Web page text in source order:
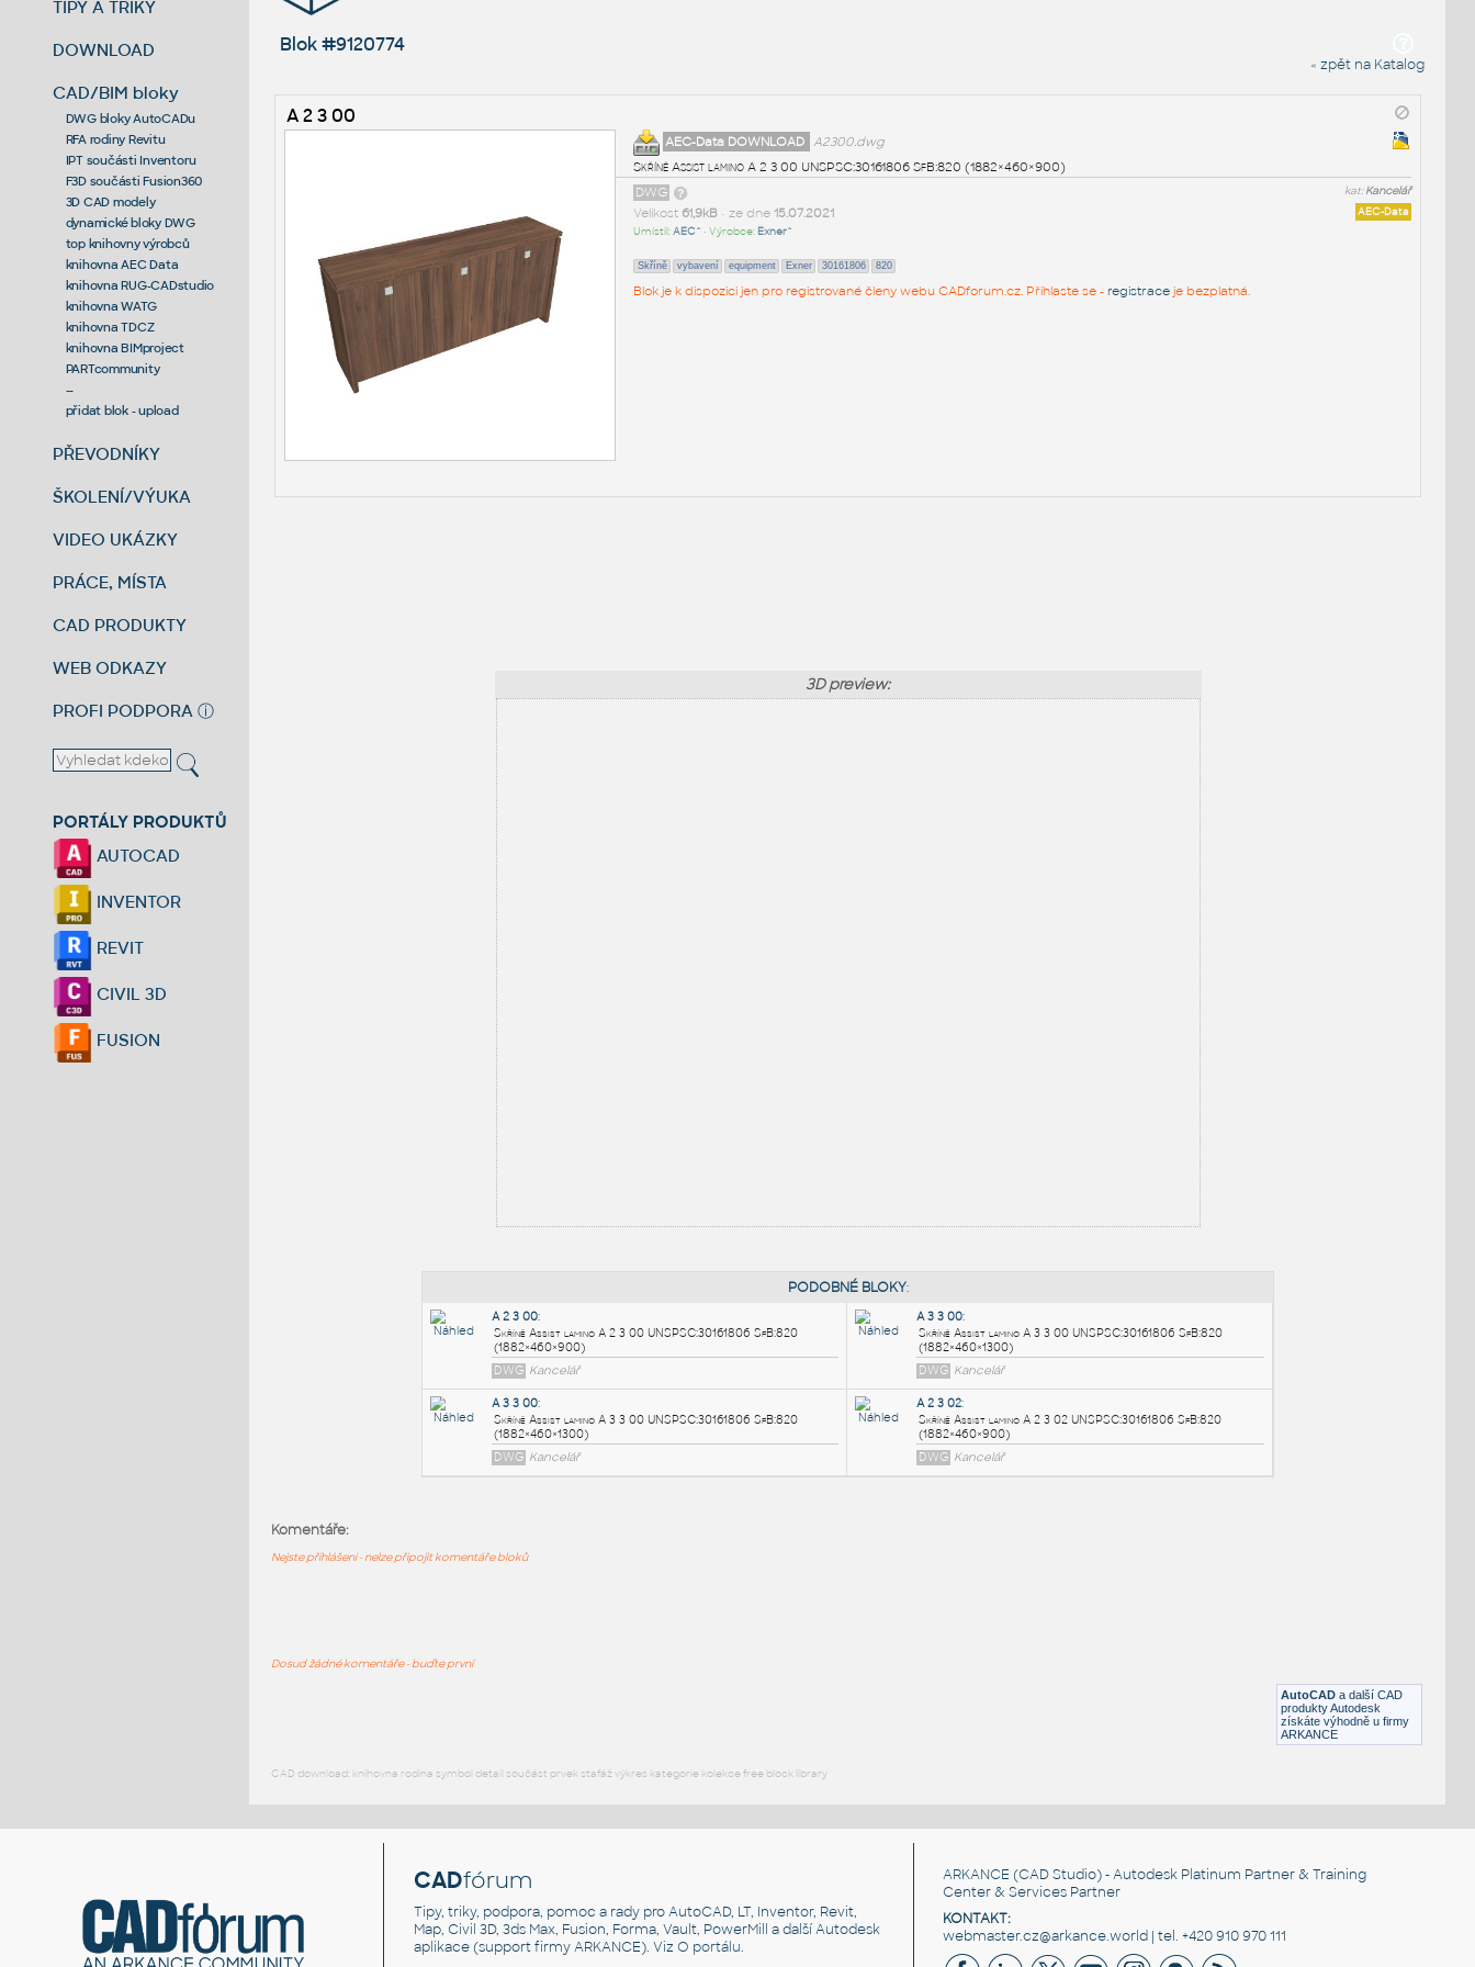
TIPY A TRIKY
DOWNLOAD
CAD/BIM bloky
DWG bloky AutoCADu
RFA rodiny Revitu
IPT součásti Inventoru
F3D součásti Fusion360
3D CAD modely
dynamické bloky DWG
top knihovny výrobců
knihovna AEC Data
knihovna RUG-CADstudio
knihovna WATG
knihovna TDCZ
knihovna BIMproject
PARTcommunity
--
přidat blok - upload
PŘEVODNÍKY
ŠKOLENÍ/VÝUKA
VIDEO UKÁZKY
PRÁCE, MÍSTA
CAD PRODUKTY
WEB ODKAZY
PROFI PODPORA ⓘ
PORTÁLY PRODUKTŮ
AUTOCAD
INVENTOR
REVIT
CIVIL 3D
FUSION
Blok #9120774
« zpět na Katalog
A 2 3 00
AEC-Data DOWNLOAD
A2300.dwg
Skříně Assist lamino A 2 3 00 UNSPSC:30161806 SfB:820 (1882×460×900)
kat:Kancelář
DWG
AEC-Data
Velikost 61,9kB• ze dne 15.07.2021
Umístil:AEC^ • Výrobce: Exner^
Skříně vybavení equipment Exner 30161806 820
Blok je k dispozici jen pro registrované členy webu CADforum.cz. Přihlaste se - registraceje bezplatná.
3D preview:
(1882×460×1300)
AutoCAD a další CAD
produkty Autodesk
získáte výhodně u firmy
ARKANCE
Komentáře:
Nejste přihlášeni - nelze připojit komentáře bloků
Dosud žádné komentáře - buďte první
CAD download: knihovna rodina symbol detail součást prvek stafáž výkres kategorie kolekce free block library
CADfórum
Tipy, triky, podpora, pomoc a rady pro AutoCAD, LT, Inventor, Revit,
Map, Civil 3D, 3ds Max, Fusion, Forma, Vault, PowerMill a další Autodesk
aplikace (support firmy ARKANCE). VizO portálu.
ARKANCE (CAD Studio) - Autodesk Platinum Partner & Training
Center & Services Partner
KONTAKT:
webmaster.cz@arkance.world | tel. +420 910 970 111